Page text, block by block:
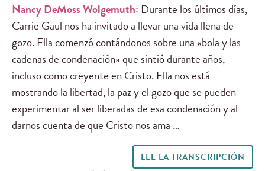
Nancy DeMoss Wolgemuth: Durante los últimos días,
Carrie Gaul nos ha invitado a llevar una vida llena de
gozo. Ella comenzó contándonos sobre una «bola y las
cadenas de condenación» que sintió durante años,
incluso como creyente en Cristo. Ella nos está
mostrando la libertad, la paz y el gozo que se pueden
experimentar al ser liberadas de esa condenación y al
darnos cuenta de que Cristo nos ama …
LEE LA TRANSCRIPCIÓN